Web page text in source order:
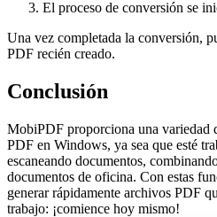
El proceso de conversión se
Una vez completada la conversión,
PDF recién creado.
Conclusión
MobiPDF proporciona una variedad
PDF en Windows, ya sea que esté
escaneando documentos,
documentos de oficina. Con estas
generar rápidamente archivos PDF
trabajo: ¡comience hoy mismo!